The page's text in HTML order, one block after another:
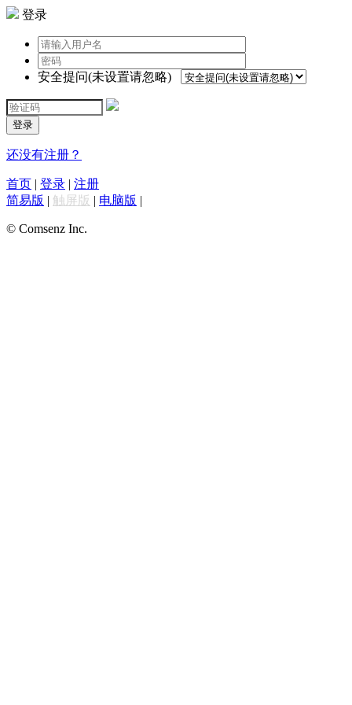
登录
安全提问(未设置请忽略)
登录
还没有注册？
首页 | 登录 | 注册
简易版 | 触屏版 | 电脑版 |
© Comsenz Inc.